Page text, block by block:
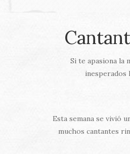
Si te apasiona la
inesperados
Esta semana se vivió
muchos cantantes